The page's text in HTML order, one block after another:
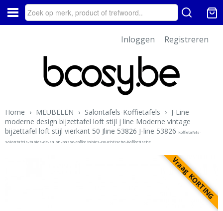
Inloggen Registreren
Home › MEUBELEN › Salontafels-Koffietafels › J-Line
moderne design bijzettafel loft stijl j line Moderne vintage
bijzettafel loft stijl vierkant 50 Jline 53826 J-line 53826 koffietafels-
salontafels-tables-de-salon-basse-coffee tables-couchtische-Kaffeetische
Vraag KORTING